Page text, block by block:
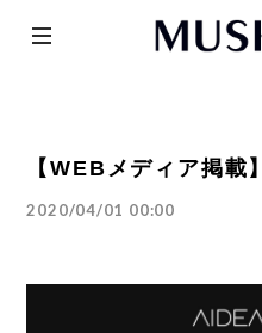
【WEBメディア掲
2020/04/01 00:00